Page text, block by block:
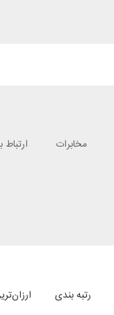
مخابرات ارتباط
رتبه بندی